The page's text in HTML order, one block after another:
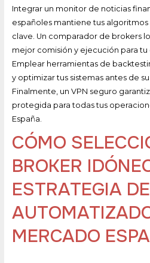
Integrar un monitor de noticias
españoles mantiene tus
clave. Un comparador de brokers
mejor comisión y ejecución para
Emplear herramientas de
y optimizar tus sistemas antes de
Finalmente, un VPN seguro
protegida para todas tus
España.
CÓMO
BROKER
ESTRATEGIA
MERCADO